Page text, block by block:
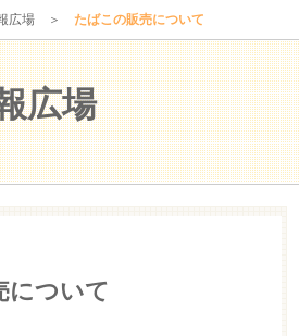
広場 ＞ たばこの販売について
広場
について